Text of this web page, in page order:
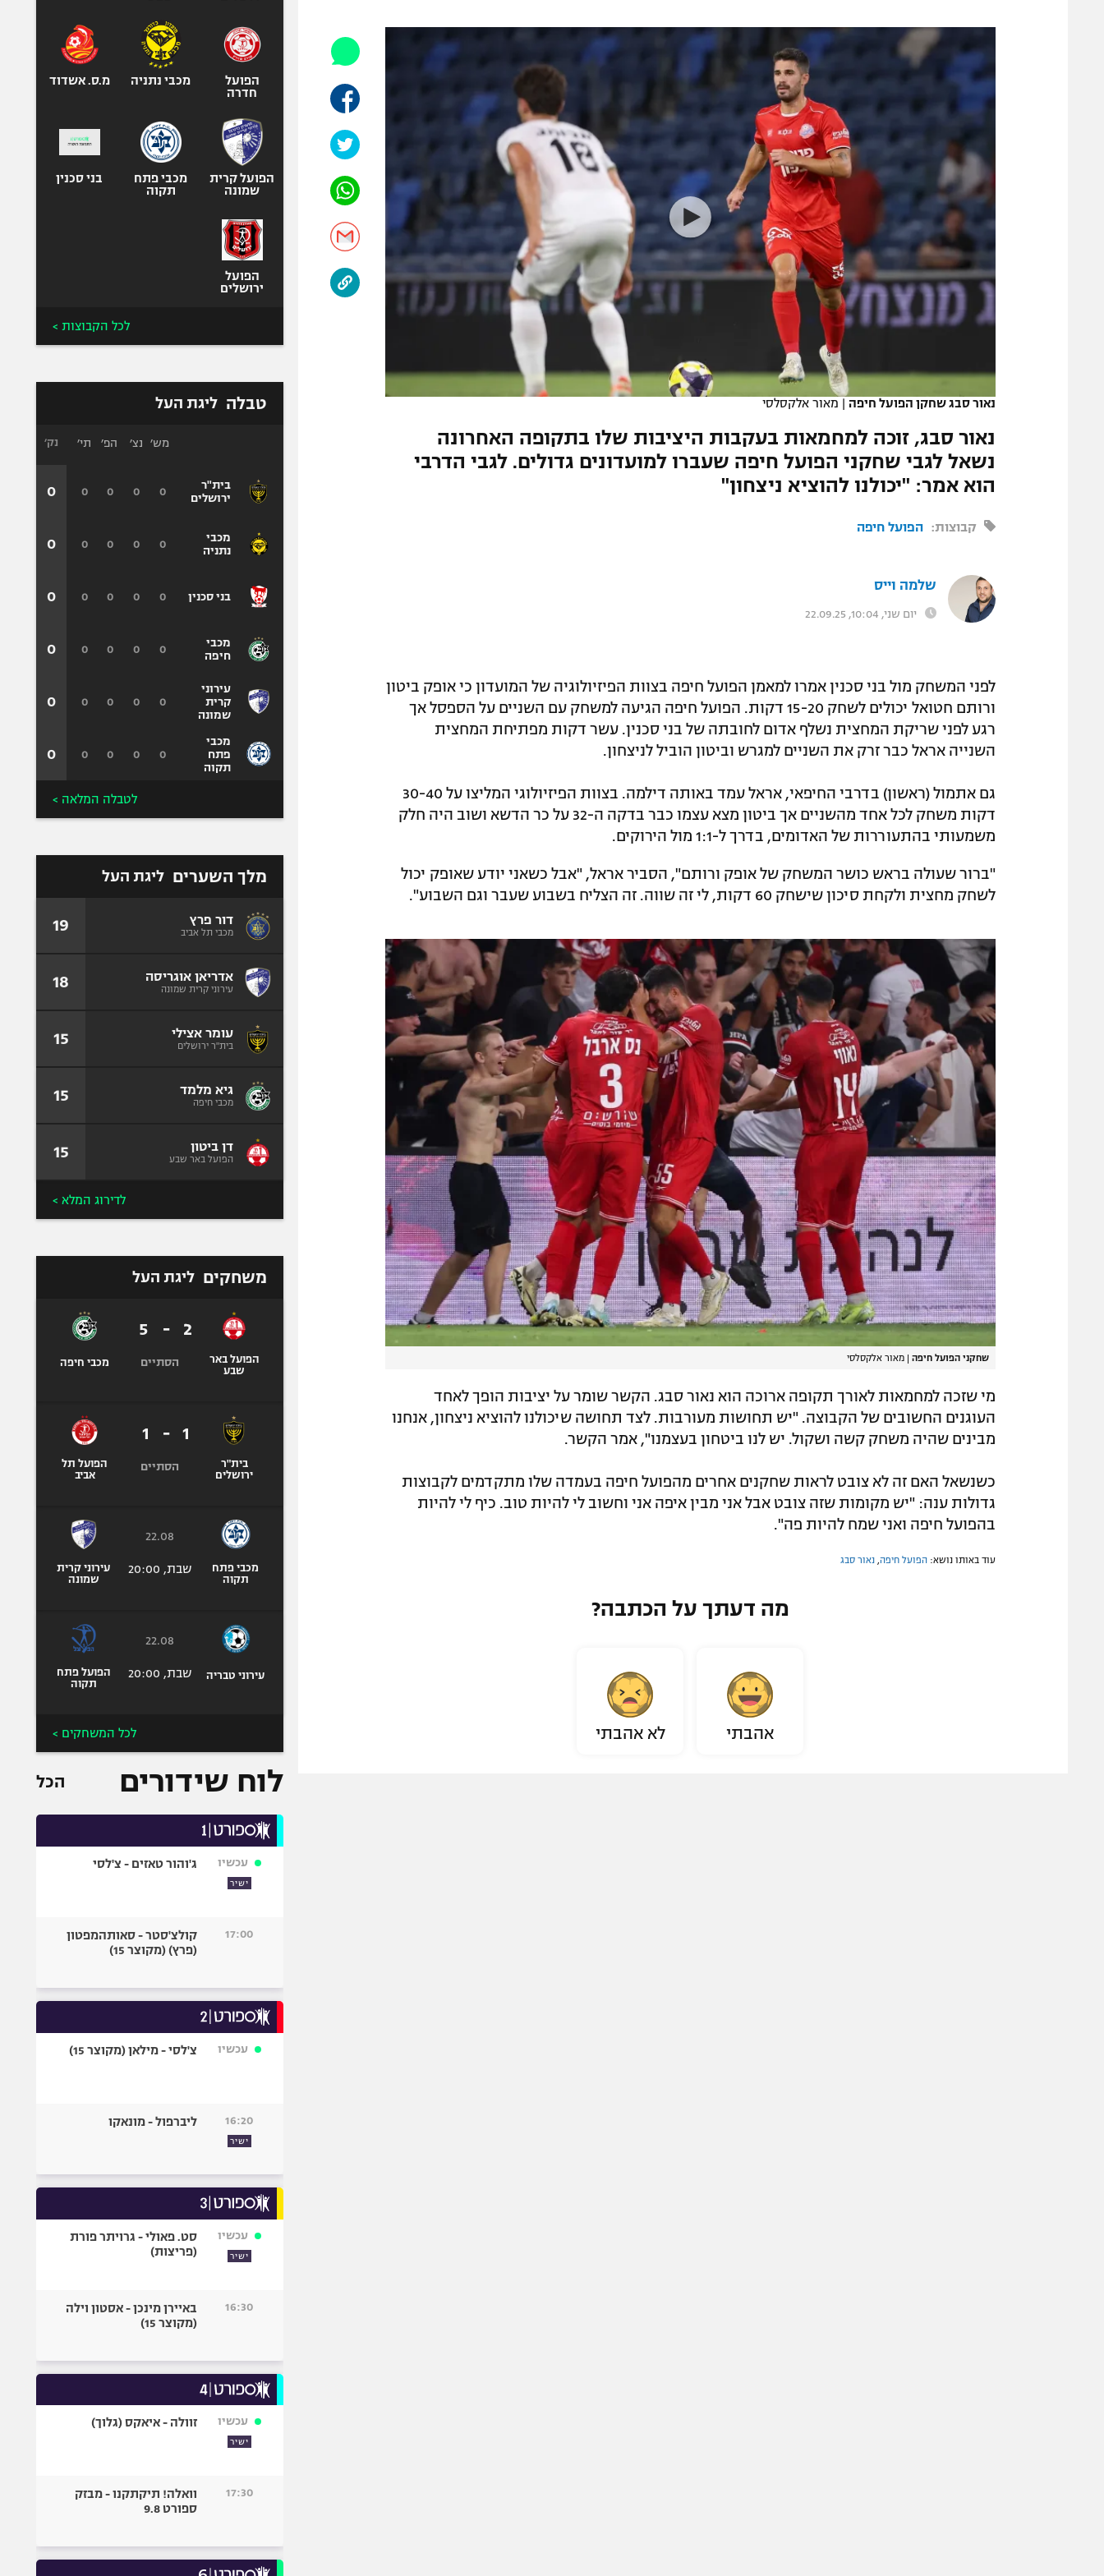
תקנון משתתפים וזוכים בפרסים
תקנון עבור פעילות אלקטרה
תקנון עבור פעילות ספורט 1 – "מרלן"
גיימינג E-Sports
תנאי שימוש
מדיניות פרטיות
תקנון פעילות ספורט 1
רשיון להקרנה פומבית לבית עסק
הצטרפות לחבילת הערוצים
לוח דרושים – ג'ובנט
המגזין
הפועל תל אביב
הפועל חיפה
הפועל באר שבע
מכבי נתניה
בני יהודה
ליגה סינית
ליגה ברזילאית
ליגות נוספות
אופניים
ספורט מוטורי
כדורמים
בייסבול MLB
ספורט אתגרי
אומנויות לחימה
נאור סבג שחקן הפועל חיפה | מאור אלקסלסי
נאור סבג, זוכה למחמאות בעקבות היציבות שלו בתקופה האחרונה
נשאל לגבי שחקני הפועל חיפה שעברו למועדונים גדולים. לגבי הדרבי
הוא אמר: "יכולנו להוציא ניצחון"
קבוצות: הפועל חיפה
שלמה וייס
יום שני, 10:04, 22.09.25
לפני המשחק מול בני סכנין אמרו למאמן הפועל חיפה בצוות הפיזיולוגיה של המועדון כי אופק ביטון
ורותם חטואל יכולים לשחק 15-20 דקות. הפועל חיפה הגיעה למשחק עם השניים על הספסל אך
רגע לפני שריקת המחצית נשלף אדום לחובתה של בני סכנין. עשר דקות מפתיחת המחצית
השנייה אראל כבר זרק את השניים למגרש וביטון הוביל לניצחון.
גם אתמול (ראשון) בדרבי החיפאי, אראל עמד באותה דילמה. בצוות הפיזיולוגי המליצו על 30-40
דקות משחק לכל אחד מהשניים אך ביטון מצא עצמו כבר בדקה ה-32 על כר הדשא ושוב היה חלק
משמעותי בהתעוררות של האדומים, בדרך ל-1:1 מול הירוקים.
"ברור שעולה בראש כושר המשחק של אופק ורותם", הסביר אראל, "אבל כשאני יודע שאופק יכול
לשחק מחצית ולקחת סיכון שישחק 60 דקות, לי זה שווה. זה הצליח בשבוע שעבר וגם השבוע".
שחקני הפועל חיפה | מאור אלקסלסי
מי שזכה למחמאות לאורך תקופה ארוכה הוא נאור סבג. הקשר שומר על יציבות הופך לאחד
העוגנים החשובים של הקבוצה. "יש תחושות מעורבות. לצד תחושה שיכולנו להוציא ניצחון, אנחנו
מבינים שהיה משחק קשה ושקול. יש לנו ביטחון בעצמנו", אמר הקשר.
כשנשאל האם זה לא צובט לראות שחקנים אחרים מהפועל חיפה בעמדה שלו מתקדמים לקבוצות
גדולות ענה: "יש מקומות שזה צובט אבל אני מבין איפה אני וחשוב לי להיות טוב. כיף לי להיות
בהפועל חיפה ואני שמח להיות פה".
עוד באותו נושא: הפועל חיפה נאור סבג
מה דעתך על הכתבה?
אהבתי לא אהבתי
הפועל
חדרה
מכבי נתניה מ.ס. אשדוד
הפועל קרית
שמונה
מכבי פתח
תקוה
בני סכנין
הפועל
ירושלים
לכל הקבוצות >
טבלה ליגת העל
בית"ר
ירושלים
מכבי
נתניה
בני סכנין
מכבי
חיפה
עירוני
קרית
שמונה
מכבי
פתח
תקוה
מש׳ נצ׳ הפ׳ תי׳
0
0
0
0
0
0
0
0
0
0
0
0
0
0
0
0
0
0
0
0
0
0
0
0
נק׳
0
0
0
0
0
0
לטבלה המלאה >
מלך השערים ליגת העל
דור פרץ
מכבי תל אביב 19
אדריאן אוגריסה
עירוני קרית שמונה 18
עומר אצילי
בית"ר ירושלים 15
גיא מלמד
מכבי חיפה 15
דן ביטון
הפועל באר שבע 15
לדירוג המלא >
משחקים ליגת העל
הפועל באר
שבע
2
-
5
הסתיים מכבי חיפה
בית"ר
ירושלים
1
-
1
הסתיים
הפועל תל
אביב
מכבי פתח
תקוה
22.08
שבת, 20:00
עירוני קרית
שמונה
עירוני טבריה
22.08
שבת, 20:00
הפועל פתח
תקוה
לכל המשחקים >
לוח שידורים הכל
עכשיו
ישיר
ג'והור טאזים - צ'לסי
17:00
קולצ'סטר - סאותהמפטון
(פרץ) (מקוצר 15)
עכשיו צ'לסי - מילאן (מקוצר 15)
16:20
ישיר
ליברפול - מונאקו
עכשיו
ישיר
סט. פאולי - גרויתר פורת
(פריצות)
16:30
באיירן מינכן - אסטון וילה
(מקוצר 15)
עכשיו
ישיר
זוולה - איאקס (גלוך)
17:30
וואלה! תיקתקנו - מבזק
ספורט 9.8